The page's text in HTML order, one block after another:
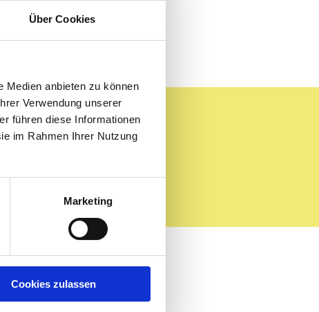
Über Cookies
Medien anbieten zu können
Verwendung unserer
führen diese Informationen
im Rahmen Ihrer Nutzung
Marketing
Cookies zulassen